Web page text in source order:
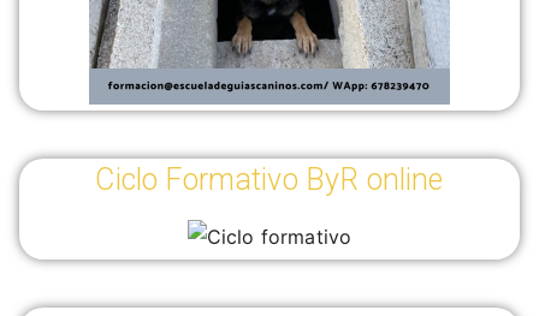
Ciclo Formativo ByR online